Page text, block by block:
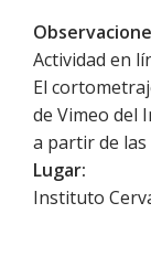
Actividad en
El
de Vimeo del
a partir de las
Lugar:
Instituto